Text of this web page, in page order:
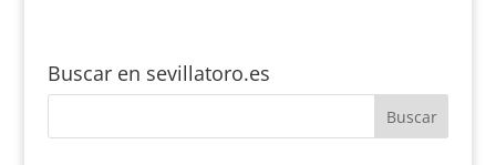
Buscar en sevillatoro.es